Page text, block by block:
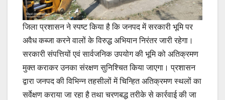
जिला प्रशासन ने स्पष्ट किया है कि जनपद में सरकारी भूमि पर
अवैध कब्जा करने वालों के विरुद्ध अभियान निरंतर जारी रहेगा।
सरकारी संपत्तियों एवं सार्वजनिक उपयोग की भूमि को अतिक्रमण
मुक्त कराकर उनका संरक्षण सुनिश्चित किया जाएगा। प्रशासन
द्वारा जनपद की विभिन्न तहसीलों में चिन्हित अतिक्रमण स्थलों का
सर्वेक्षण कराया जा रहा है तथा चरणबद्ध तरीके से कार्रवाई की जा